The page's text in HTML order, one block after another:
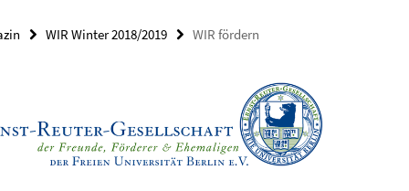
WIR Winter 2018/2019 WIR fördern